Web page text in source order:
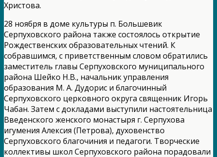
Христова.
28 ноября в доме культуры п. Большевик
Серпуховского района также состоялось открытие
Рождественских образовательных чтений. К
собравшимся, с приветственным словом обратились
заместитель главы Серпуховского муниципального
района Шейко Н.В., начальник управления
образования М. А. Дудорис и благочинный
Серпуховского церковного округа священник Игорь
Чабан. Затем с докладами выступили настоятельница
Введенского женского монастыря г. Серпухова
игумения Алексия (Петрова), духовенство
Серпуховского благочиния и педагоги. Творческие
коллективы школ Серпуховского района порадовали